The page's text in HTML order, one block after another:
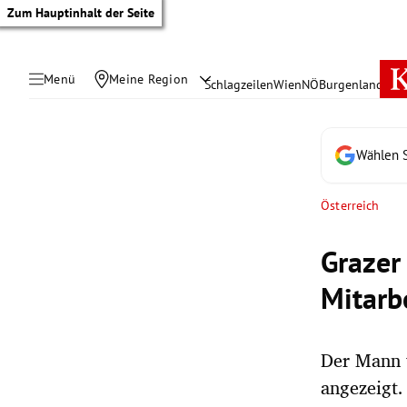
Zum Hauptinhalt der Seite
Menü Meine Region SchlagzeilenWienNÖBurgenland
Wählen
Österreich
Der
angezeigt.